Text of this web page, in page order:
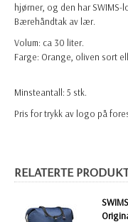
hjørner, og den har
Bærehåndtak av lær.
Volum: ca 30 liter.
Farge: Orange, oliven sort
Minsteantall: 5 stk.
Pris for trykk av logo på
RELATERTE